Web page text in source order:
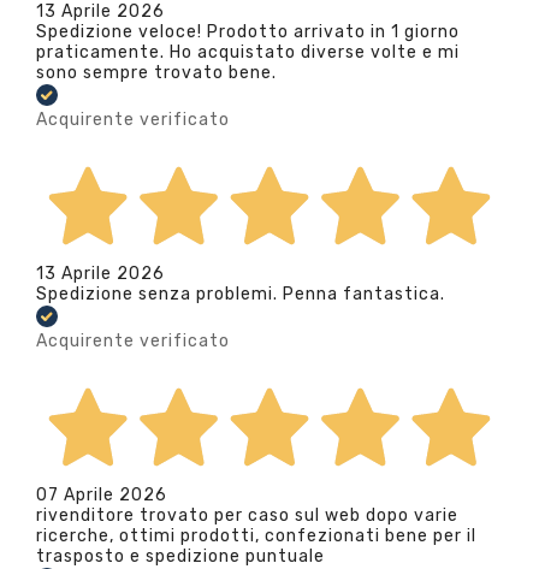
13 Aprile 2026
Spedizione veloce! Prodotto arrivato in 1 giorno
praticamente. Ho acquistato diverse volte e mi
sono sempre trovato bene.
Acquirente verificato
13 Aprile 2026
Spedizione senza problemi. Penna fantastica.
Acquirente verificato
07 Aprile 2026
rivenditore trovato per caso sul web dopo varie
ricerche, ottimi prodotti, confezionati bene per il
trasposto e spedizione puntuale